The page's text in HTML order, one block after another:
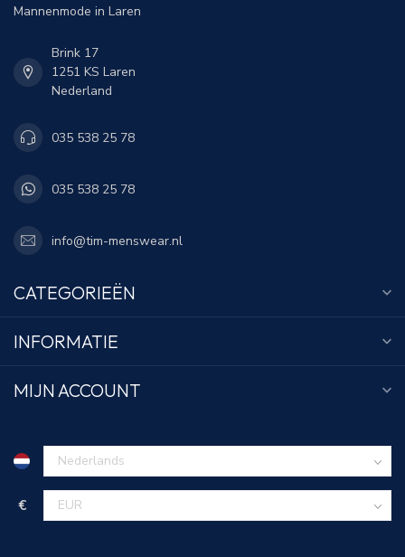
Mannenmode in Laren
Brink 17
1251 KS Laren
Nederland
035 538 25 78
035 538 25 78
info@tim-menswear.nl
CATEGORIEËN
INFORMATIE
MIJN ACCOUNT
€